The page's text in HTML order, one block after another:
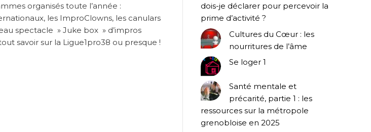
organisés toute l’année :
les ImproClowns, les canulars
spectacle » Juke box » d’impros
savoir sur la Ligue1pro38 ou presque !
dois-je déclarer pour percevoir la
prime d’activité ?
Cultures du Cœur : les
nourritures de l’âme
Se loger 1
Santé mentale et
précarité, partie 1 : les
ressources sur la métropole
grenobloise en 2025